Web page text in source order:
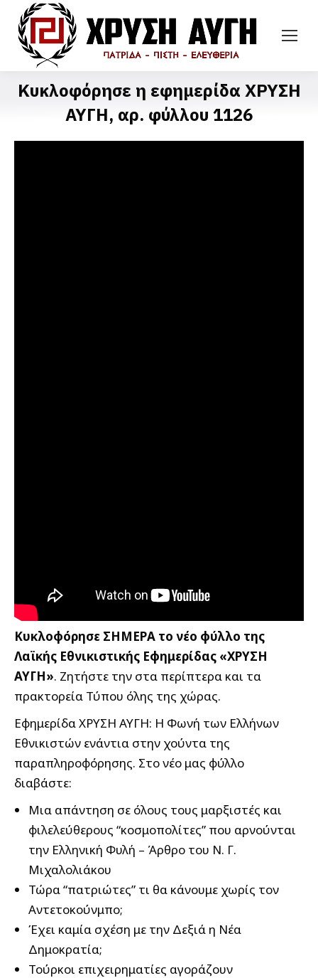
Κυκλοφόρησε η εφημερίδα ΧΡΥΣΗ
ΑΥΓΗ, αρ. φύλλου 1126
Κυκλοφόρησε ΣΗΜΕΡΑ το νέο φύλλο της
Λαϊκής Εθνικιστικής Εφημερίδας «ΧΡΥΣΗ
ΑΥΓΗ». Ζητήστε την στα περίπτερα και τα
πρακτορεία Τύπου όλης της χώρας.
Εφημερίδα ΧΡΥΣΗ ΑΥΓΗ: Η Φωνή των Ελλήνων
Εθνικιστών ενάντια στην χούντα της
παραπληροφόρησης. Στο νέο μας φύλλο
διαβάστε:
Μια απάντηση σε όλους τους μαρξιστές και
φιλελεύθερους “κοσμοπολίτες” που αρνούνται
την Ελληνική Φυλή – Άρθρο του Ν. Γ.
Μιχαλολιάκου
Τώρα “πατριώτες” τι θα κάνουμε χωρίς τον
Αντετοκούνμπο;
Έχει καμία σχέση με την Δεξιά η Νέα
Δημοκρατία;
Τούρκοι επιχειρηματίες αγοράζουν